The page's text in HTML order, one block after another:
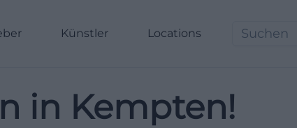
Künstler Locations
in Kempten!